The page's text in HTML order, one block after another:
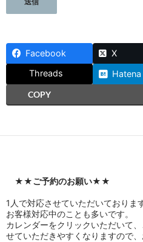
Facebook X
Threads
Hatena
COPY
★★ご予約のお願い★★
1人で対応させていただいておりま
お客様対応中のことも多いです。
カレンダーをクリックいただいて
せていただきやすくなりますので